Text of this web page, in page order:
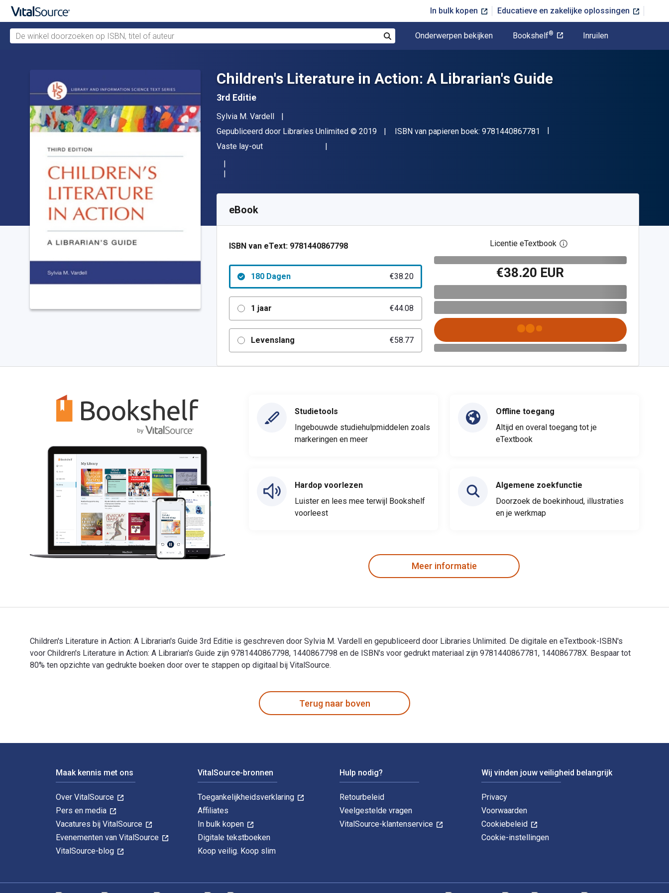
In bulk kopen Educatieve en zakelijke oplossingen
De winkel doorzoeken op ISBN, titel of auteur
Onderwerpen bekijken Bookshelf® Inruilen
Children's Literature in Action: A Librarian's Guide
3rd Editie
Auteur(s)
Sylvia M. Vardell
Uitgever
Gepubliceerd door Libraries Unlimited Copyright
© 2019 ISBN van papieren boek: 9781440867781 "ISBN-13 9781440867781"
Indeling
Vaste lay-out
SKU:
eBook
ISBN van eText: 9781440867798
180 Dagen €38.20
1 jaar €44.08
Levenslang €58.77
Licentie eTextbook Open het dialoogvenster
€38.20 EUR
Studietools
Ingebouwde studiehulpmiddelen zoals
markeringen en meer
Hardop voorlezen
Luister en lees mee terwijl Bookshelf
voorleest
Offline toegang
Altijd en overal toegang tot je
eTextbook
Algemene zoekfunctie
Doorzoek de boekinhoud, illustraties
en je werkmap
Meer informatie
Children's Literature in Action: A Librarian's Guide 3rd Editie is geschreven door Sylvia M. Vardell en gepubliceerd door Libraries Unlimited. De digitale en eTextbook-ISBN's
voor Children's Literature in Action: A Librarian's Guide zijn 9781440867798, 1440867798 en de ISBN's voor gedrukt materiaal zijn 9781440867781, 144086778X. Bespaar tot
80% ten opzichte van gedrukte boeken door over te stappen op digitaal bij VitalSource.
Terug naar boven
Maak kennis met ons
Over VitalSource
Pers en media
Vacatures bij VitalSource
Evenementen van VitalSource
VitalSource-blog
VitalSource-bronnen
Toegankelijkheidsverklaring
Affiliates
In bulk kopen
Digitale tekstboeken
Koop veilig. Koop slim
Hulp nodig?
Retourbeleid
Veelgestelde vragen
VitalSource-klantenservice
Wij vinden jouw veiligheid belangrijk
Privacy
Voorwaarden
Cookiebeleid
Cookie-instellingen